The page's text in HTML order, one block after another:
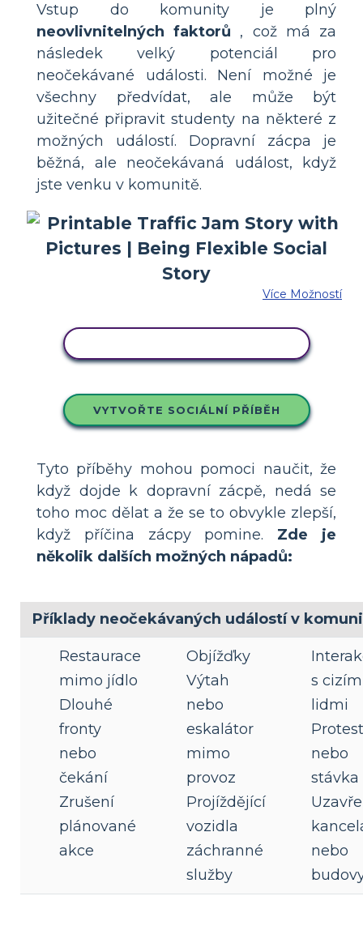
Vstup do komunity je plný
neovlivnitelných faktorů , což má za
následek velký potenciál pro
neočekávané události. Není možné je
všechny předvídat, ale může být
užitečné připravit studenty na některé z
možných událostí. Dopravní zácpa je
běžná, ale neočekávaná událost, když
jste venku v komunitě.
Více Možností
VYTVOŘTE SOCIÁLNÍ PŘÍBĚH
Tyto příběhy mohou pomoci naučit, že
když dojde k dopravní zácpě, nedá se
toho moc dělat a že se to obvykle zlepší,
když příčina zácpy pomine. Zde je
několik dalších možných nápadů:
Příklady neočekávaných událostí v
Restaurace
mimo jídlo
Dlouhé
fronty
nebo
čekání
Zrušení
plánované
akce
Objížďky
Výtah
nebo
eskalátor
mimo
provoz
Projíždějící
vozidla
záchranné
služby
s
lidmi
Protest
nebo
stávka
nebo